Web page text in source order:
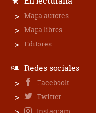
Mapa autores
Mapa libros
Editores
Redes sociales
Facebook
Twitter
Instagram